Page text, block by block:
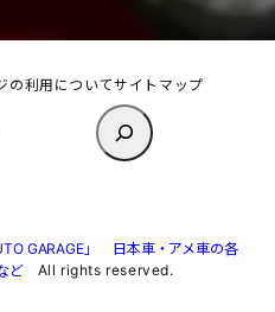
の利用についてサイトマップ
GARAGE」 日本車・アメ車の各
ど All rights reserved.